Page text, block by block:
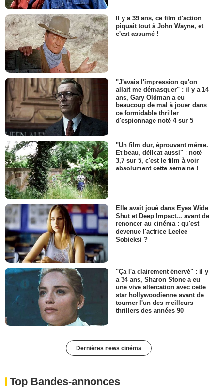
Il y a 39 ans, ce film d'action
piquait tout à John Wayne, et
c'est assumé !
"J'avais l'impression qu'on
allait me démasquer" : il y a 14
ans, Gary Oldman a eu
beaucoup de mal à jouer dans
ce formidable thriller
d'espionnage noté 4 sur 5
"Un film dur, éprouvant même.
Et beau, délicat aussi" : noté
3,7 sur 5, c'est le film à voir
absolument cette semaine !
Elle avait joué dans Eyes Wide
Shut et Deep Impact... avant de
renoncer au cinéma : qu'est
devenue l'actrice Leelee
Sobieksi ?
"Ça l'a clairement énervé" : il y
a 34 ans, Sharon Stone a eu
une vive altercation avec cette
star hollywoodienne avant de
tourner l'un des meilleurs
thrillers des années 90
Dernières news cinéma
Top Bandes-annonces